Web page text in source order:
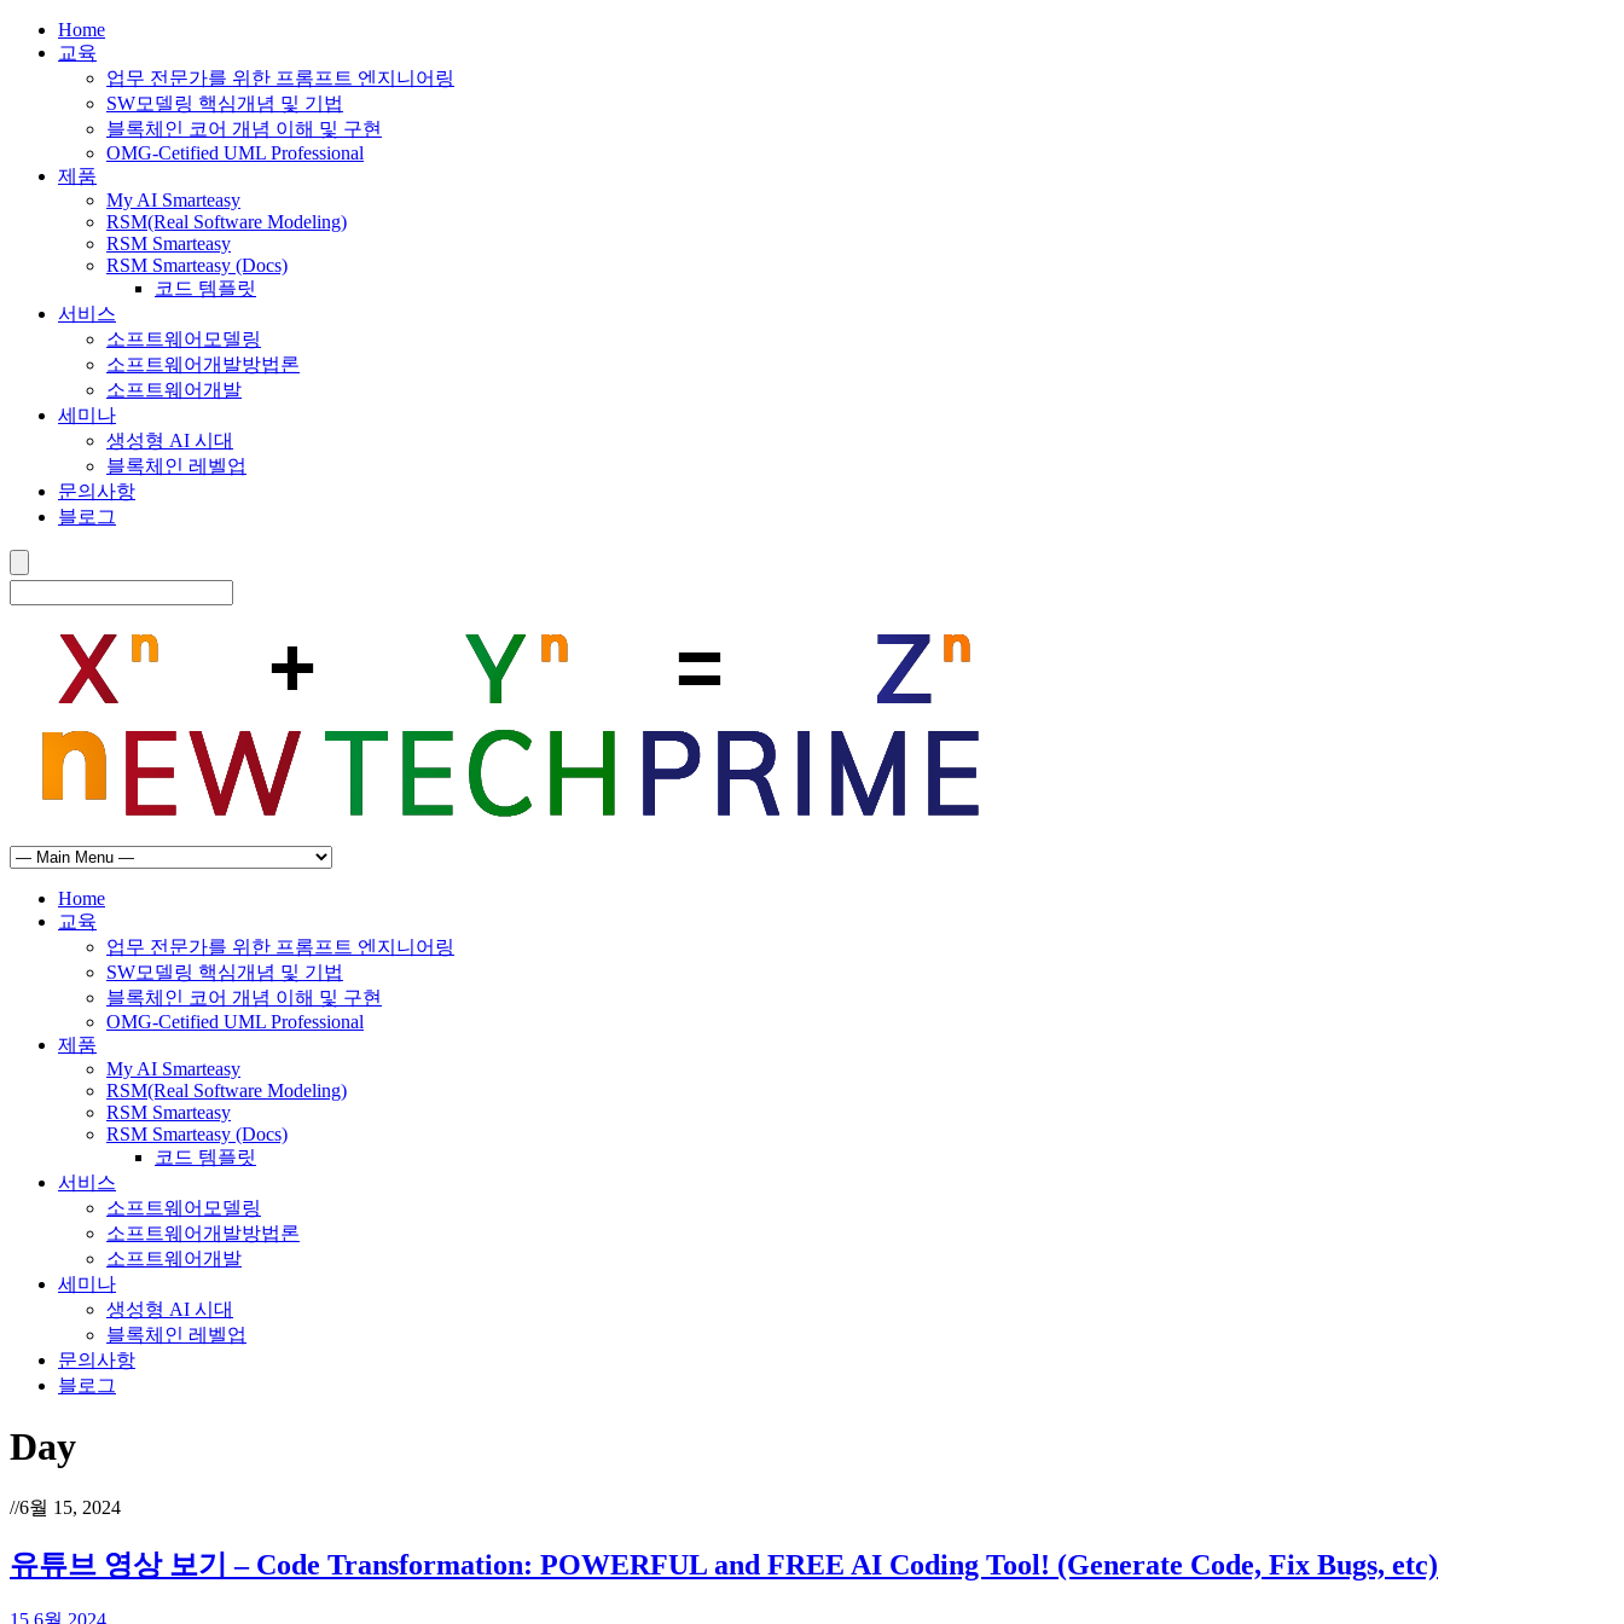
Home
교육
업무 전문가를 위한 프롬프트 엔지니어링
SW모델링 핵심개념 및 기법
블록체인 코어 개념 이해 및 구현
OMG-Cetified UML Professional
제품
My AI Smarteasy
RSM(Real Software Modeling)
RSM Smarteasy
RSM Smarteasy (Docs)
코드 템플릿
서비스
소프트웨어모델링
소프트웨어개발방법론
소프트웨어개발
세미나
생성형 AI 시대
블록체인 레벨업
문의사항
블로그
Home
교육
업무 전문가를 위한 프롬프트 엔지니어링
SW모델링 핵심개념 및 기법
블록체인 코어 개념 이해 및 구현
OMG-Cetified UML Professional
제품
My AI Smarteasy
RSM(Real Software Modeling)
RSM Smarteasy
RSM Smarteasy (Docs)
코드 템플릿
서비스
소프트웨어모델링
소프트웨어개발방법론
소프트웨어개발
세미나
생성형 AI 시대
블록체인 레벨업
문의사항
블로그
Day
//6월 15, 2024
유튜브 영상 보기 – Code Transformation: POWERFUL and FREE AI Coding Tool! (Generate Code, Fix Bugs, etc)
15 6월 2024